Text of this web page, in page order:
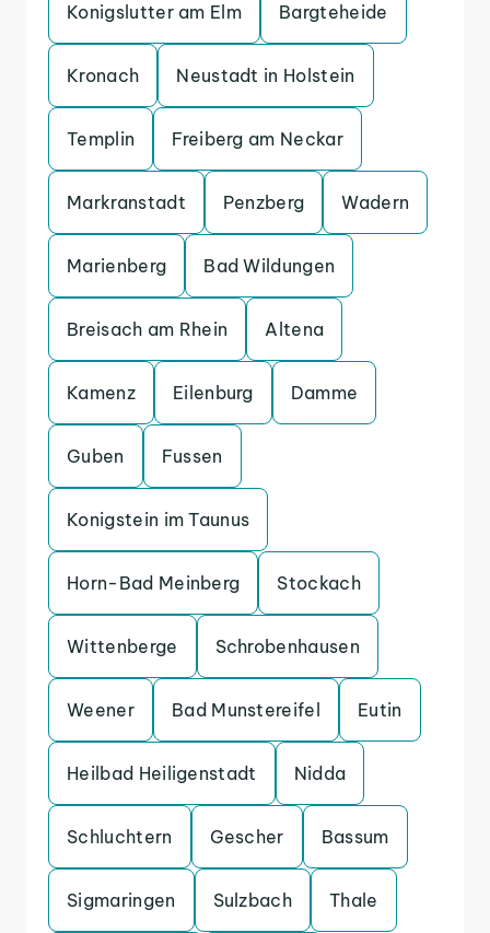
Konigslutter am Elm Bargteheide
Kronach Neustadt in Holstein
Templin Freiberg am Neckar
Markranstadt Penzberg Wadern
Marienberg Bad Wildungen
Breisach am Rhein Altena
Kamenz Eilenburg Damme
Guben Fussen
Konigstein im Taunus
Horn-Bad Meinberg Stockach
Wittenberge Schrobenhausen
Weener Bad Munstereifel Eutin
Heilbad Heiligenstadt Nidda
Schluchtern Gescher Bassum
Sigmaringen Sulzbach Thale